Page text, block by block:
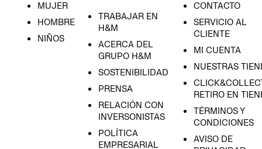
MUJER
HOMBRE
NIÑOS
TRABAJAR EN
H&M
ACERCA DEL
GRUPO H&M
SOSTENIBILIDAD
PRENSA
RELACIÓN CON
INVERSONISTAS
POLÍTICA
EMPRESARIAL
CONTACTO
SERVICIO AL
CLIENTE
MI CUENTA
NUESTRAS
RETIRO EN
TÉRMINOS Y
CONDICIONES
AVISO DE